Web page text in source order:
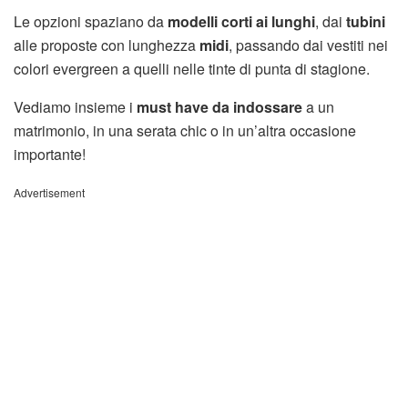
Le opzioni spaziano da modelli corti ai lunghi, dai tubini
alle proposte con lunghezza midi, passando dai vestiti nei
colori evergreen a quelli nelle tinte di punta di stagione.
Vediamo insieme i must have da indossarea un
matrimonio, in una serata chic o in un’altra occasione
importante!
Advertisement